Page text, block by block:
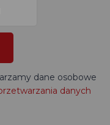
dane osobowe
danych